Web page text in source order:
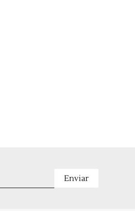
se com
Enviar